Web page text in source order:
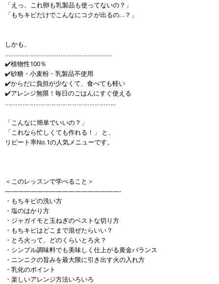
「えっ、これ卵も乳製品も使ってないの？」
「もちキビだけでこんなにコクが出るの…？」
しかも、
……………………………………………………
✔️植物性100％
✔️砂糖・小麦粉・乳製品不使用
✔️からだに負担が少なくて、食べても軽い
✔️アレンジ無限！毎日のごはんにすぐ使える
……………………………………………………..
「こんなに簡単でいいの？」
「これなら忙しくても作れる！」 と、
リピート率No.1の人気メニューです。
＜このレッスンで学べること＞
——————————————————-
・もちキビの洗い方
・塩のはかり方
・ジャガイモと玉ねぎのベストな切り方
・もちキビはどこまで混ぜたらいい？
・とろ火って、どのくらいとろ火？
・シンプル調味料でも美味しく仕上がる黄金バランス
・ニンニクの旨みを最大限に引き出す火の入れ方
・乳化のポイント
・楽しいアレンジ方法いろいろ